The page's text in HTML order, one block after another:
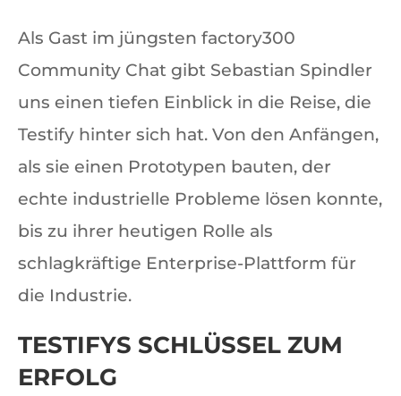
Als Gast im jüngsten factory300
Community Chat gibt Sebastian Spindler
uns einen tiefen Einblick in die Reise, die
Testify hinter sich hat. Von den Anfängen,
als sie einen Prototypen bauten, der
echte industrielle Probleme lösen konnte,
bis zu ihrer heutigen Rolle als
schlagkräftige Enterprise-Plattform für
die Industrie.
TESTIFYS SCHLÜSSEL ZUM
ERFOLG